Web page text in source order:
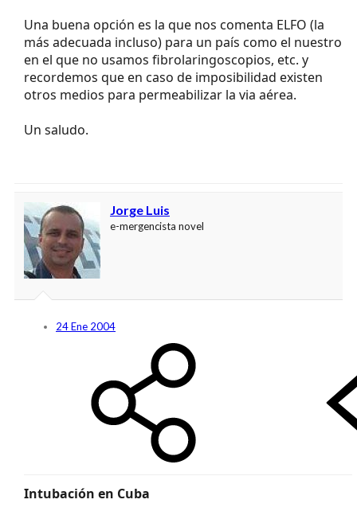
Una buena opción es la que nos comenta ELFO (la
más adecuada incluso) para un país como el nuestro
en el que no usamos fibrolaringoscopios, etc. y
recordemos que en caso de imposibilidad existen
otros medios para permeabilizar la via aérea.
Un saludo.
Jorge Luis
e-mergencista novel
24 Ene 2004
Intubación en Cuba